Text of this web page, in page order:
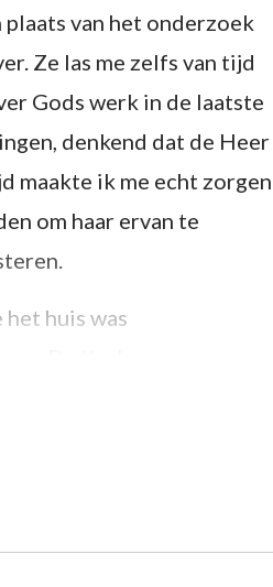
plaats van het onderzoek
Ze las me zelfs van tijd
Gods werk in de laatste
denkend dat de Heer
maakte ik me echt zorgen
om haar ervan te
huis was
je niet naar me luistert,
zwijgend om en knielde